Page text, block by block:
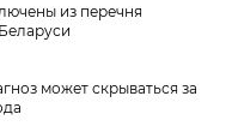
из перечня
может скрываться за